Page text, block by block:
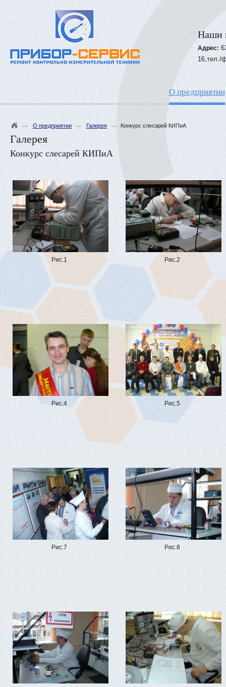
Наши
Адрес:
16,тел./
О предприятии
→ О предприятии → Галерея → Конкурс слесарей КИПиА
Галерея
Конкурс слесарей КИПиА
Рис.1 Рис.2
Рис.4 Рис.5
Рис.7 Рис.8